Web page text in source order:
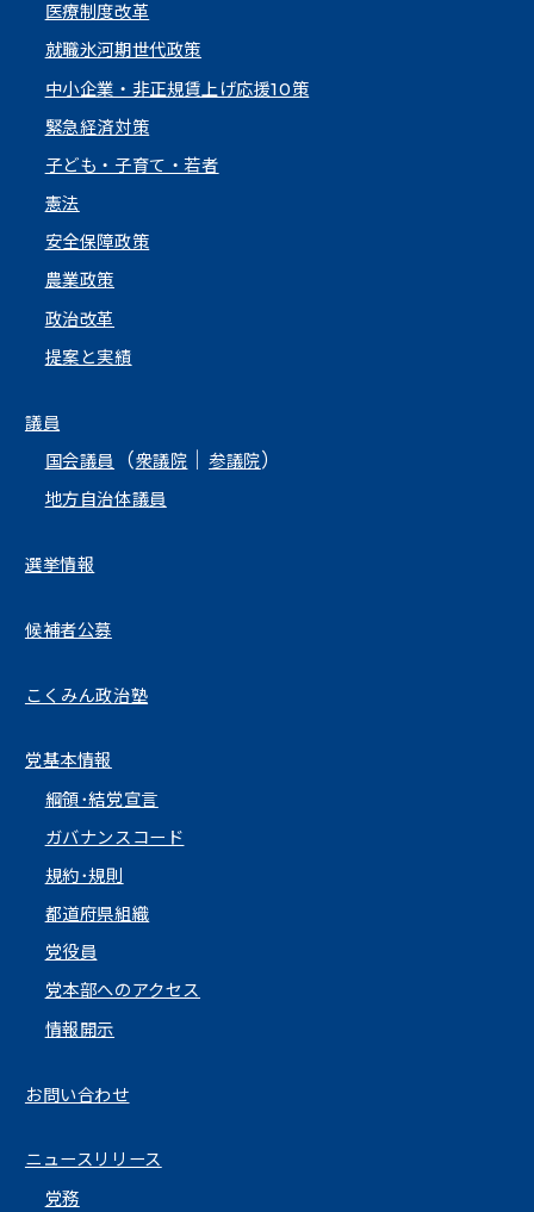
医療制度改革
就職氷河期世代政策
中小企業・非正規賃上げ応援10策
緊急経済対策
子ども・子育て・若者
憲法
安全保障政策
農業政策
政治改革
提案と実績
議員
国会議員
（衆議院 ｜参議院）
地方自治体議員
選挙情報
候補者公募
こくみん政治塾
党基本情報
綱領･結党宣言
ガバナンスコード
規約･規則
都道府県組織
党役員
党本部へのアクセス
情報開示
お問い合わせ
ニュースリリース
党務